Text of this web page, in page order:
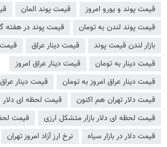
قیمت پوند و یورو امروز
قیمت پوند المان
قیمت پوند لندن به تومان
قیمت پوند در هفته
بازار لندن قیمت پوند
قیمت دینار عراق
قیمت
قیمت دینار به تومان
قیمت دینار عراق امروز
قیمت دینار عراق امروز به تومان
قیمت دینار
قیمت دلار تهران هم اکنون
قیمت لحظه ای دلار
قیمت لحظه ای دلار بازار متشکل ارزی
قیمت لحظه
قیمت دلار در بازار سیاه
نرخ ارز آزاد امروز تهران